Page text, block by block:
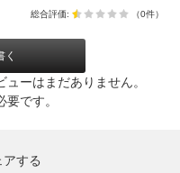
総合評価: （0件）
く
ーはまだありません。
要です。
する